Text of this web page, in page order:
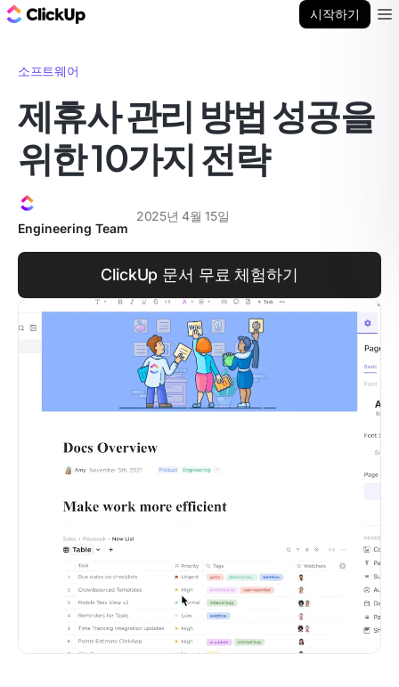
시작하기
소프트웨어
제휴사 관리 방법 성공을
위한 10가지 전략
Engineering Team
2025년 4월 15일
ClickUp 문서 무료 체험하기